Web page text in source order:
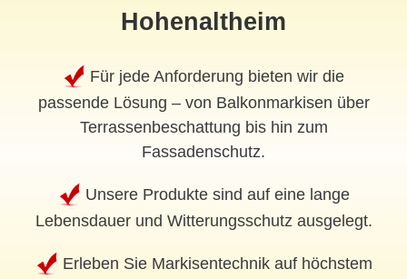
Hohenaltheim
Für jede Anforderung bieten wir die
passende Lösung – von Balkonmarkisen über
Terrassenbeschattung bis hin zum
Fassadenschutz.
Unsere Produkte sind auf eine lange
Lebensdauer und Witterungsschutz ausgelegt.
Erleben Sie Markisentechnik auf höchstem